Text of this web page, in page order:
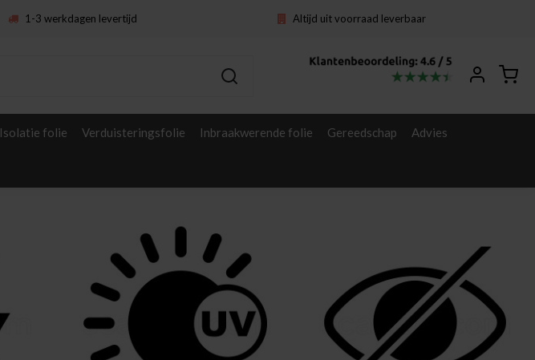
1-3 werkdagen levertijd Altijd uit voorraad leverbaar
Isolatie folie Verduisteringsfolie Inbraakwerende folie Gereedschap Advies